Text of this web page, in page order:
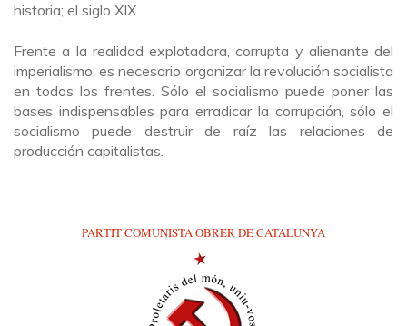
historia; el siglo XIX.
Frente a la realidad explotadora, corrupta y alienante del
imperialismo, es necesario organizar la revolución socialista
en todos los frentes. Sólo el socialismo puede poner las
bases indispensables para erradicar la corrupción, sólo el
socialismo puede destruir de raíz las relaciones de
producción capitalistas.
PARTIT COMUNISTA OBRER DE CATALUNYA